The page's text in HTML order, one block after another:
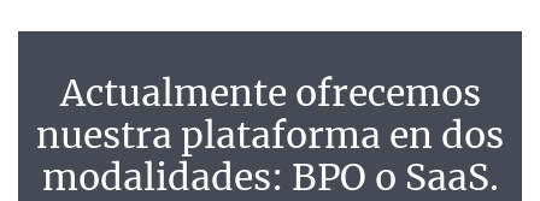
Actualmente ofrecemos
nuestra plataforma en dos
modalidades: BPO o SaaS.